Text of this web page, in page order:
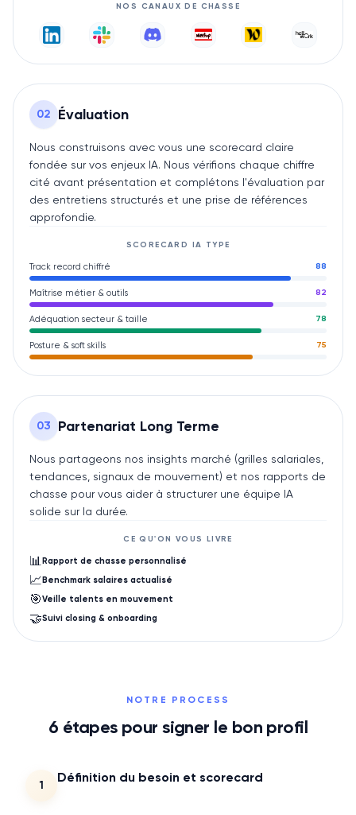
NOS CANAUX DE CHASSE
02 Évaluation
Nous construisons avec vous une scorecard claire
fondée sur vos enjeux IA. Nous vérifions chaque chiffre
cité avant présentation et complétons l'évaluation par
des entretiens structurés et une prise de références
approfondie.
SCORECARD IA TYPE
Track record chiffré 88
Maîtrise métier & outils 82
Adéquation secteur & taille 78
Posture & soft skills 75
03 Partenariat Long Terme
Nous partageons nos insights marché (grilles salariales,
tendances, signaux de mouvement) et nos rapports de
chasse pour vous aider à structurer une équipe IA
solide sur la durée.
CE QU'ON VOUS LIVRE
📊 Rapport de chasse personnalisé
📈Benchmark salaires actualisé
🎯Veille talents en mouvement
🤝Suivi closing & onboarding
NOTRE PROCESS
6 étapes pour signer le bon profil
1
Définition du besoin et scorecard